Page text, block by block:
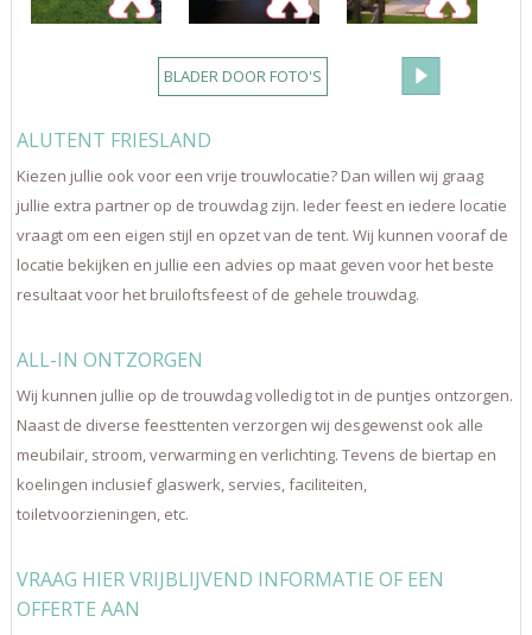
BLADER DOOR FOTO'S
ALUTENT FRIESLAND
Kiezen jullie ook voor een vrije trouwlocatie? Dan willen wij graag
jullie extra partner op de trouwdag zijn. Ieder feest en iedere locatie
vraagt om een eigen stijl en opzet van de tent. Wij kunnen vooraf de
locatie bekijken en jullie een advies op maat geven voor het beste
resultaat voor het bruiloftsfeest of de gehele trouwdag.
ALL-IN ONTZORGEN
Wij kunnen jullie op de trouwdag volledig tot in de puntjes ontzorgen.
Naast de diverse feesttenten verzorgen wij desgewenst ook alle
meubilair, stroom, verwarming en verlichting. Tevens de biertap en
koelingen inclusief glaswerk, servies, faciliteiten,
toiletvoorzieningen, etc.
VRAAG HIER VRIJBLIJVEND INFORMATIE OF EEN
OFFERTE AAN